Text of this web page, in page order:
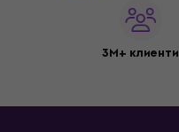
3M+ клиенти